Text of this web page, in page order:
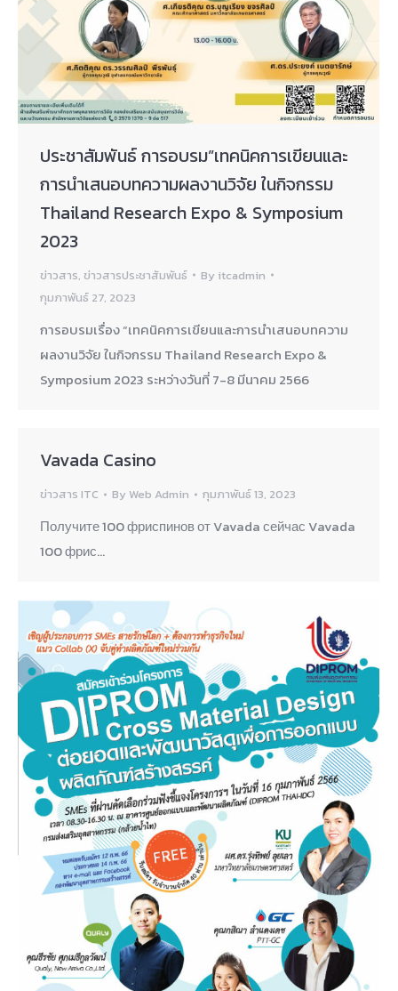
ประชาสัมพันธ์ การอบรม”เทคนิคการเขียนและ
การนำเสนอบทความผลงานวิจัย ในกิจกรรม
Thailand Research Expo & Symposium
2023
ข่าวสาร, ข่าวสารประชาสัมพันธ์ By itcadmin
กุมภาพันธ์ 27, 2023
การอบรมเรื่อง “เทคนิคการเขียนและการนำเสนอบทความ
ผลงานวิจัย ในกิจกรรม Thailand Research Expo &
Symposium 2023 ระหว่างวันที่ 7-8 มีนาคม 2566
Vavada Casino
ข่าวสาร ITC By Web Admin กุมภาพันธ์ 13, 2023
Получите 100 фриспинов от Vavada сейчас Vavada
100 фрис…